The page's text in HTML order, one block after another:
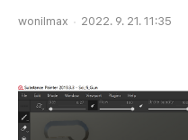
wonilmax 2022. 9. 21. 11:35